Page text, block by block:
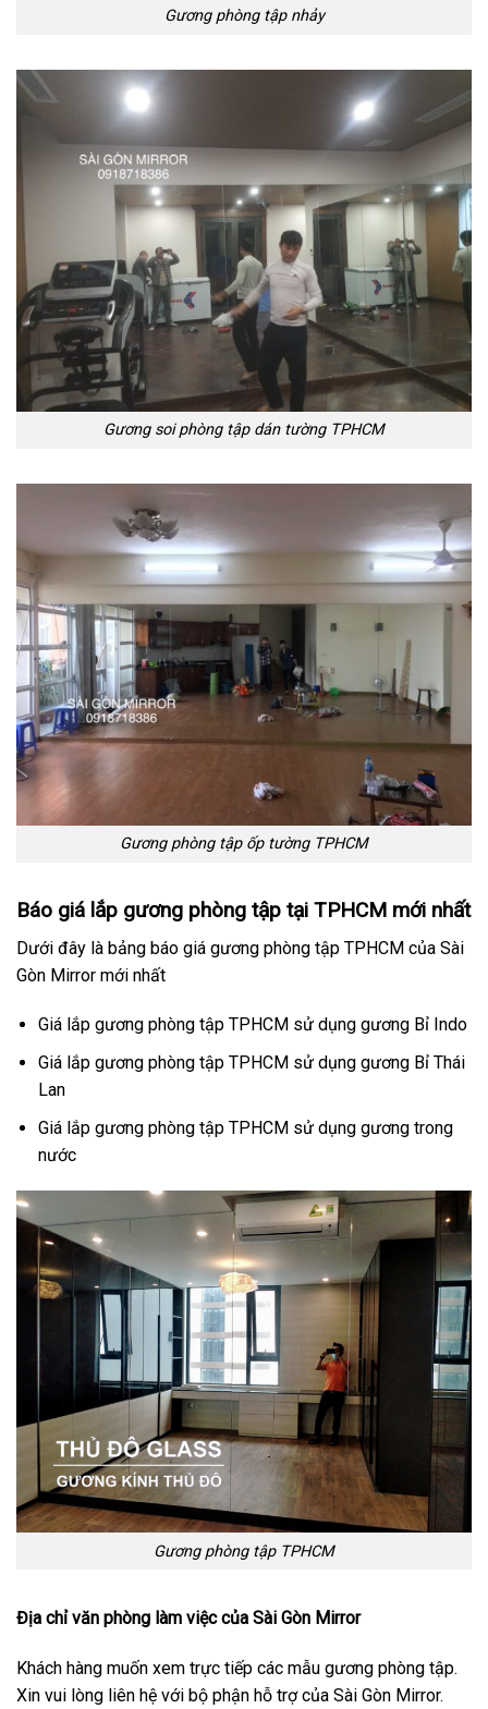
Gương phòng tập nhảy
Gương soi phòng tập dán tường TPHCM
Gương phòng tập ốp tường TPHCM
Báo giá lắp gương phòng tập tại TPHCM mới nhất
Dưới đây là bảng báo giá gương phòng tập TPHCM của Sài
Gòn Mirror mới nhất
Giá lắp gương phòng tập TPHCM sử dụng gương Bỉ Indo
Giá lắp gương phòng tập TPHCM sử dụng gương Bỉ Thái
Lan
Giá lắp gương phòng tập TPHCM sử dụng gương trong
nước
Gương phòng tập TPHCM
Địa chỉ văn phòng làm việc của Sài Gòn Mirror
Khách hàng muốn xem trực tiếp các mẫu gương phòng tập.
Xin vui lòng liên hệ với bộ phận hỗ trợ của Sài Gòn Mirror.